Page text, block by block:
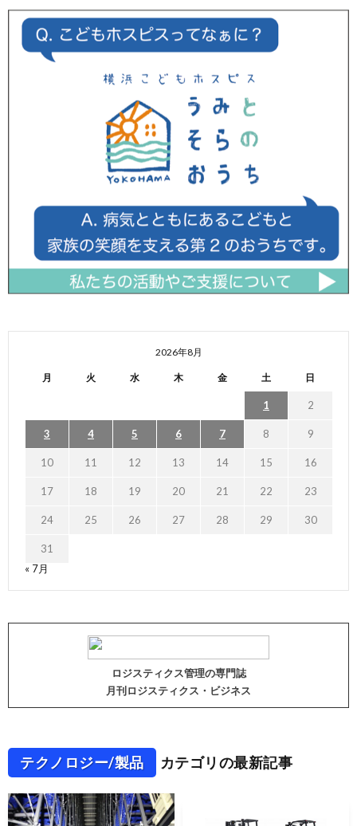
2026年8月
月 火 水 木 金 土 日
1 2
3 4 5 6 7 8 9
10 11 12 13 14 15 16
17 18 19 20 21 22 23
24 25 26 27 28 29 30
31
« 7月
ロジスティクス管理の専門誌
月刊ロジスティクス・ビジネス
テクノロジー/製品 カテゴリの最新記事